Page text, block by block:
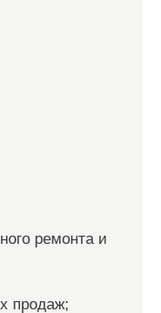
ремонта и
продаж;